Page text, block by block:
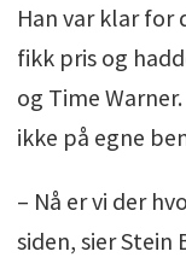
Han var klar for
fikk pris og
og Time
ikke på egne
– Nå er vi der
siden, sier Stein